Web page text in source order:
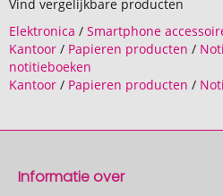
Vind vergelijkbare producten
Elektronica / Smartphone
Kantoor / Papieren producten /
notitieboeken
Kantoor / Papieren producten /
Informatie over